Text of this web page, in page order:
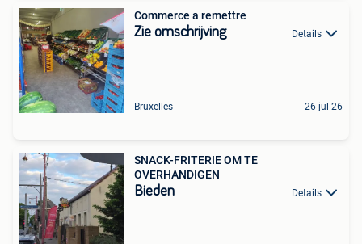
Commerce a remettre
Zie omschrijving Details
Bruxelles 26 jul 26
SNACK-FRITERIE OM TE
OVERHANDIGEN
Bieden Details